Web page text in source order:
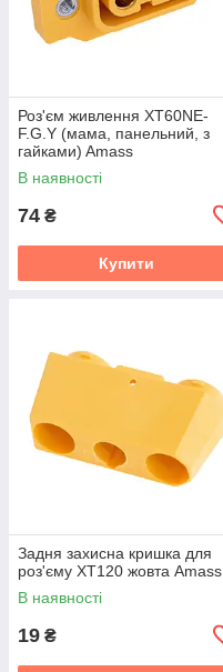
Роз'єм живлення XT60NE-
F.G.Y (мама, панельний, з
гайками) Amass
В наявності
74 ₴
Купити
Задня захисна кришка для
роз'єму XT120 жовта Amass
В наявності
19 ₴